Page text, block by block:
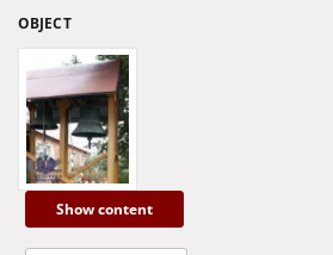
OBJECT
Show content